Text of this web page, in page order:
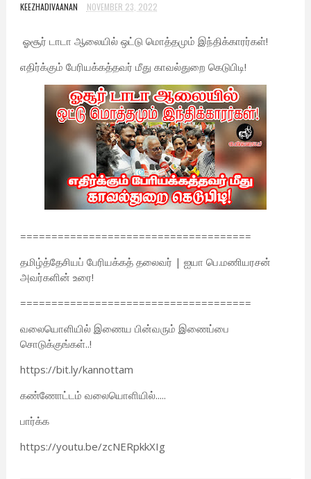
KEEZHADIVAANAN NOVEMBER 23, 2022
ஓசூர் டாடா ஆலையில் ஒட்டு மொத்தமும் இந்திக்காரர்கள்!
எதிர்க்கும் பேரியக்கத்தவர் மீது காவல்துறை கெடுபிடி!
=====================================
தமிழ்த்தேசியப் பேரியக்கத் தலைவர் | ஐயா பெ.மணியரசன்
அவர்களின் உரை!
=====================================
வலையொளியில் இணைய பின்வரும் இணைப்பை
சொடுக்குங்கள்..!
https://bit.ly/kannottam
கண்ணோட்டம் வலையொளியில்.....
பார்க்க
https://youtu.be/zcNERpkkXIg